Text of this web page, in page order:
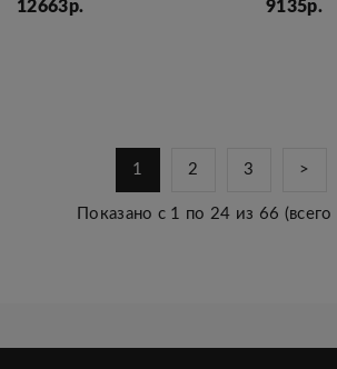
12663р. 9135р.
1 2 3 >
Показано с 1 по 24 из 66